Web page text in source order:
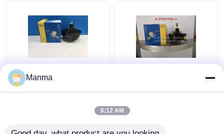
MAMUR-NQR 8-
97033986-1 van Rem
97091706-2
Manma
8:12 AM